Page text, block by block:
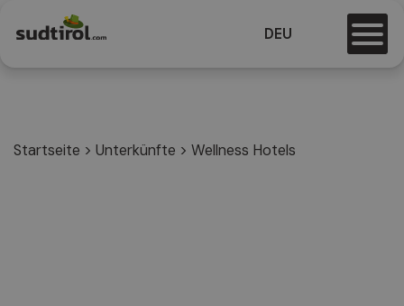
DEU
Startseite > Unterkünfte > Wellness Hotels